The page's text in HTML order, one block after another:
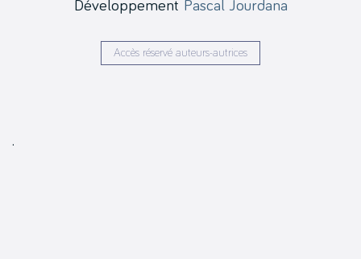
Développement Pascal Jourdana
Accès réservé auteurs-autrices
.